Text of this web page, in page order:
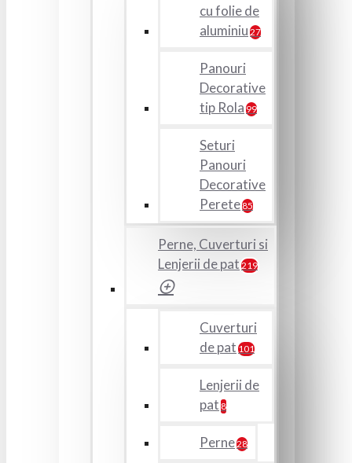
cu folie de
aluminiu 27
Panouri
Decorative
tip Rola 99
Seturi
Panouri
Decorative
Perete85
Perne, Cuverturi si
Lenjerii de pat 219
Cuverturi
de pat 101
Lenjerii de
pat 8
Perne28